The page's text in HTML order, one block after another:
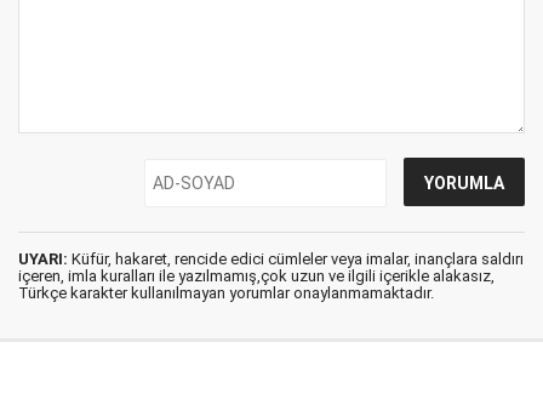
UYARI: Küfür, hakaret, rencide edici cümleler veya imalar, inançlara saldırı
içeren, imla kuralları ile yazılmamış,çok uzun ve ilgili içerikle alakasız,
Türkçe karakter kullanılmayan yorumlar onaylanmamaktadır.